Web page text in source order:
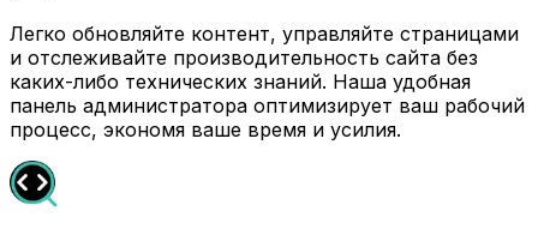
Легко обновляйте контент, управляйте страницами
и отслеживайте производительность сайта без
каких-либо технических знаний. Наша удобная
панель администратора оптимизирует ваш рабочий
процесс, экономя ваше время и усилия.